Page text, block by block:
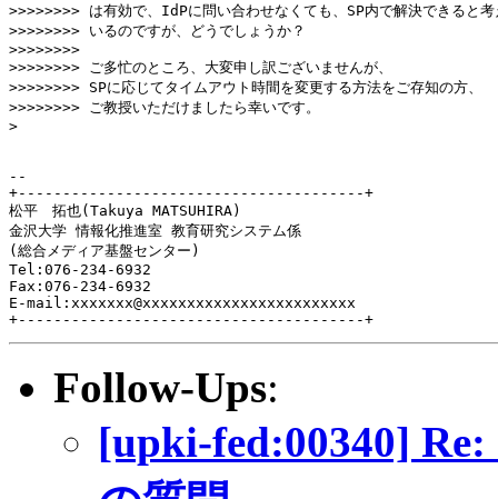
>>>>>>>> は有効で、IdPに問い合わせなくても、SP内で解決できると考
>>>>>>>> いるのですが、どうでしょうか？
>>>>>>>>
>>>>>>>> ご多忙のところ、大変申し訳ございませんが、
>>>>>>>> SPに応じてタイムアウト時間を変更する方法をご存知の方、
>>>>>>>> ご教授いただけましたら幸いです。
>
--
+---------------------------------------+
松平　拓也(Takuya MATSUHIRA)
金沢大学 情報化推進室 教育研究システム係
(総合メディア基盤センター)
Tel:076-234-6932
Fax:076-234-6932
E-mail:xxxxxxx@xxxxxxxxxxxxxxxxxxxxxxxx
+---------------------------------------+
Follow-Ups:
[upki-fed:00340]